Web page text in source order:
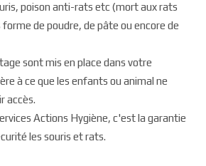
poison anti-rats etc (mort aux rats
de poudre, de pâte ou encore de
sont mis en place dans votre
à ce que les enfants ou animal ne
accès.
Actions Hygiène, c'est la garantie
les souris et rats.